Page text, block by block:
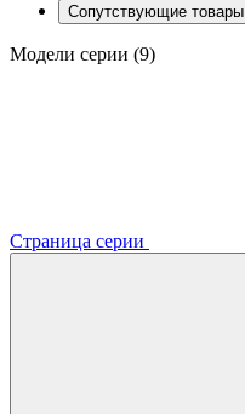
Сопутствующие товары
Модели серии (9)
Страница серии